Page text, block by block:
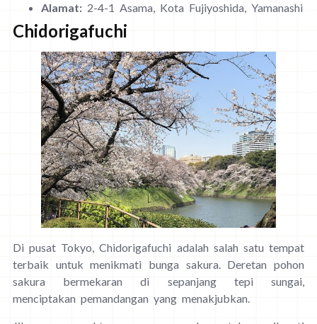
Alamat: 2-4-1 Asama, Kota Fujiyoshida, Yamanashi
Chidorigafuchi
Di pusat Tokyo, Chidorigafuchi adalah salah satu tempat
terbaik untuk menikmati bunga sakura. Deretan pohon
sakura bermekaran di sepanjang tepi sungai,
menciptakan pemandangan yang menakjubkan.